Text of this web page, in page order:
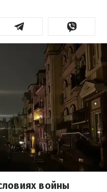
войны